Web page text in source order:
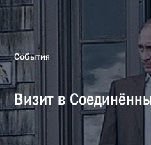
События
Визит в